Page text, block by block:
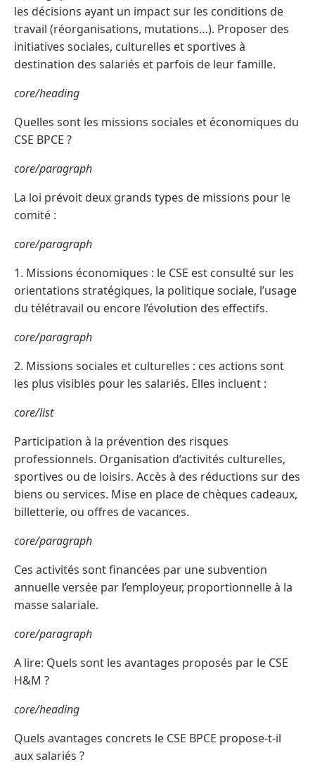
les décisions ayant un impact sur les conditions de
travail (réorganisations, mutations…). Proposer des
initiatives sociales, culturelles et sportives à
destination des salariés et parfois de leur famille.
core/heading
Quelles sont les missions sociales et économiques du
CSE BPCE ?
core/paragraph
La loi prévoit deux grands types de missions pour le
comité :
core/paragraph
1. Missions économiques : le CSE est consulté sur les
orientations stratégiques, la politique sociale, l’usage
du télétravail ou encore l’évolution des effectifs.
core/paragraph
2. Missions sociales et culturelles : ces actions sont
les plus visibles pour les salariés. Elles incluent :
core/list
Participation à la prévention des risques
professionnels. Organisation d’activités culturelles,
sportives ou de loisirs. Accès à des réductions sur des
biens ou services. Mise en place de chèques cadeaux,
billetterie, ou offres de vacances.
core/paragraph
Ces activités sont financées par une subvention
annuelle versée par l’employeur, proportionnelle à la
masse salariale.
core/paragraph
A lire: Quels sont les avantages proposés par le CSE
H&M ?
core/heading
Quels avantages concrets le CSE BPCE propose-t-il
aux salariés ?